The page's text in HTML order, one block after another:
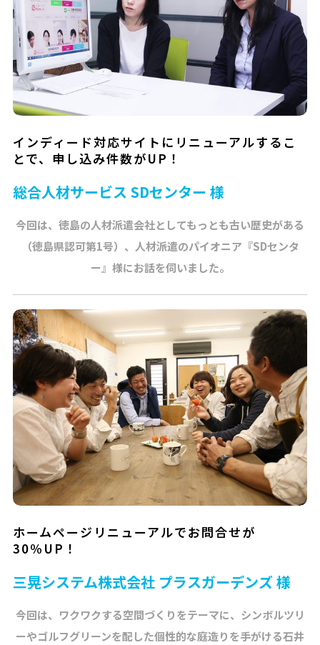
インディード対応サイトにリニューアルするこ
とで、申し込み件数がUP！
総合人材サービス SDセンター 様
今回は、徳島の人材派遣会社としてもっとも古い歴史がある
（徳島県認可第1号）、人材派遣のパイオニア『SDセンタ
ー』様にお話を伺いました。
ホームページリニューアルでお問合せが
30％UP！
三晃システム株式会社 プラスガーデンズ 様
今回は、ワクワクする空間づくりをテーマに、シンボルツリ
ーやゴルフグリーンを配した個性的な庭造りを手がける石井